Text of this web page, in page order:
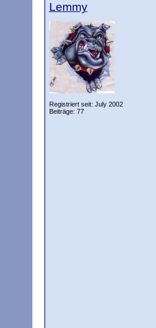
Lemmy
Registriert seit: July 2002
Beiträge: 77